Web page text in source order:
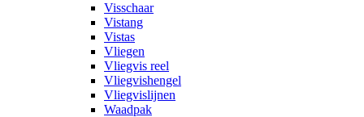
Visschaar
Vistang
Vistas
Vliegen
Vliegvis reel
Vliegvishengel
Vliegvislijnen
Waadpak